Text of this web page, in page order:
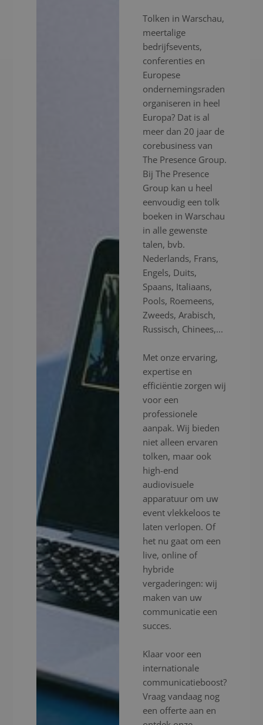
Tolken in Warschau,
meertalige
bedrijfsevents,
conferenties en
Europese
ondernemingsraden
organiseren in heel
Europa? Dat is al
meer dan 20 jaar de
corebusiness van
The Presence Group.
Bij The Presence
Group kan u heel
eenvoudig een tolk
boeken in Warschau
in alle gewenste
talen, bvb.
Nederlands, Frans,
Engels, Duits,
Spaans, Italiaans,
Pools, Roemeens,
Zweeds, Arabisch,
Russisch, Chinees,...
Met onze ervaring,
expertise en
efficiëntie zorgen wij
voor een
professionele
aanpak. Wij bieden
niet alleen ervaren
tolken, maar ook
high-end
audiovisuele
apparatuur om uw
event vlekkeloos te
laten verlopen. Of
het nu gaat om een
live, online of
hybride
vergaderingen: wij
maken van uw
communicatie een
succes.
Klaar voor een
internationale
communicatieboost?
Vraag vandaag nog
een offerte aan en